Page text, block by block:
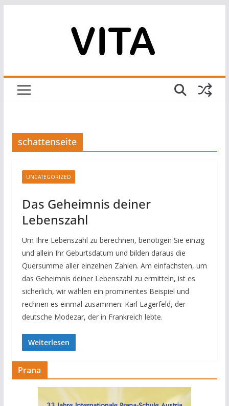
schattenseite
UNCATEGORIZED
Das Geheimnis deiner
Lebenszahl
Um Ihre Lebenszahl zu berechnen, benötigen Sie einzig
und allein Ihr Geburtsdatum und bilden daraus die
Quersumme aller einzelnen Zahlen. Am einfachsten, um
das Geheimnis deiner Lebenszahl zu ermitteln, ist es
sicherlich, wir wählen ein prominentes Beispiel und
rechnen es einmal zusammen: Karl Lagerfeld, der
deutsche Modezar, der in Frankreich lebte.
Weiterlesen
Prana